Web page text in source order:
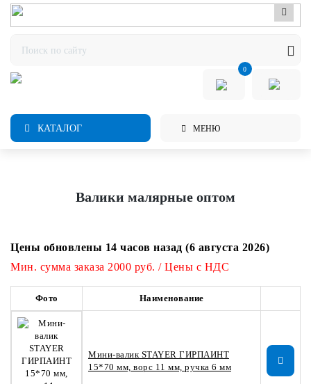
0
КАТАЛОГ МЕНЮ
Валики малярные оптом
Цены обновлены 14 часов назад (6 августа 2026)
Мин. сумма заказа 2000 руб. / Цены с НДС
Фото Наименование
Мини-валик STAYER ГИРПАИНТ
15*70 мм, ворс 11 мм, ручка 6 мм